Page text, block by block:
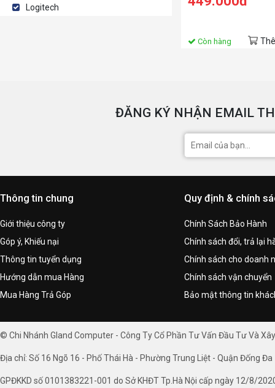
Logitech
Còn hàng
ĐĂNG KÝ NHẬN EMAIL
Thông tin chung
Giới thiệu công ty
Góp ý, Khiếu nại
Thông tin tuyển dụng
Hướng dẫn mua Hàng
Mua Hàng Trả Góp
Quy định & chính
Chính Sách Bảo Hành
Chính sách đổi, trả lại
Chính sách cho doanh
Chính sách vận chuyển
Bảo mật thông tin
© Chi Nhánh Gland Computer - Công Ty Cổ Phần Tư Vấn Đầu Tư Và
Địa chỉ: Số 16 Ngõ 16 - Phố Thái Hà - Phường Trung Liệt - Quận Đống Đa
GPĐKKD số 0101383221-001 do Sở KHĐT Tp.Hà Nội cấp ngày 12/8/